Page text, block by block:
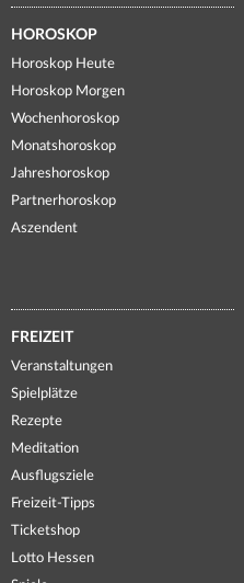
HOROSKOP
Horoskop Heute
Horoskop Morgen
Wochenhoroskop
Monatshoroskop
Jahreshoroskop
Partnerhoroskop
Aszendent
FREIZEIT
Veranstaltungen
Spielplätze
Rezepte
Meditation
Ausflugsziele
Freizeit-Tipps
Ticketshop
Lotto Hessen